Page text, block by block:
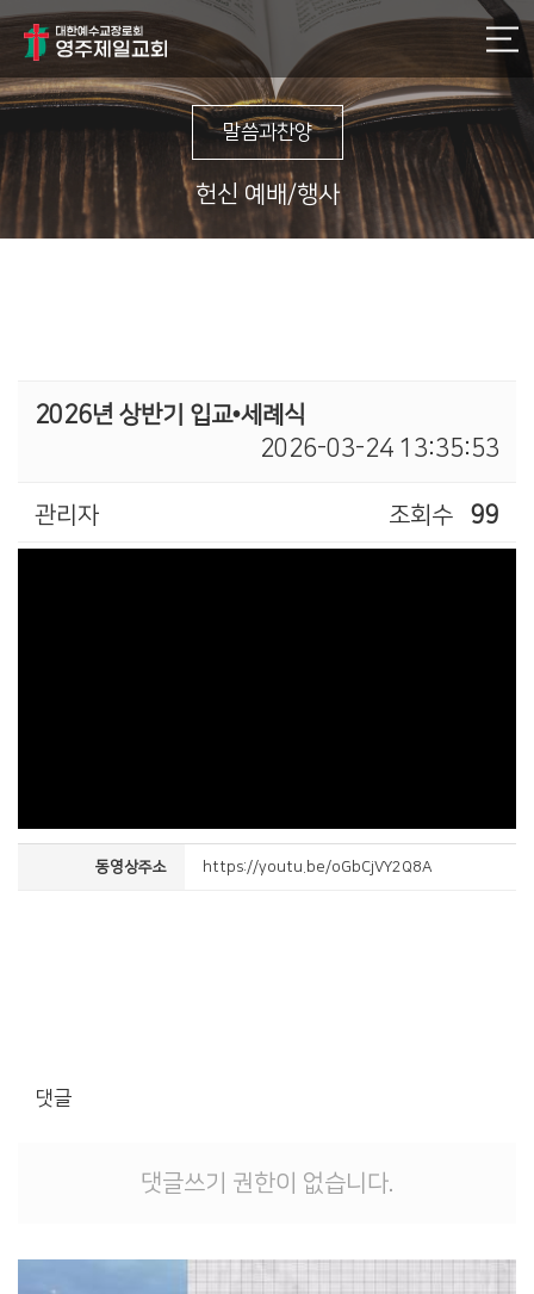
말씀과찬양
헌신 예배/행사
2026년 상반기 입교•세례식
2026-03-24 13:35:53
관리자 조회수 99
동영상주소 https://youtu.be/oGbCjVY2Q8A
댓글
댓글쓰기 권한이 없습니다.